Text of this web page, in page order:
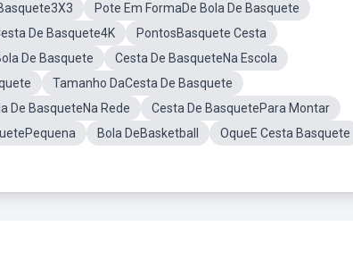
Pote Em FormaDe Bola De Basquete
De Basquete4K
PontosBasquete Cesta
De Basquete
Cesta De BasqueteNa Escola
Tamanho DaCesta De Basquete
De BasqueteNa Rede
Cesta De BasquetePara Montar
Bola DeBasketball
OqueE Cesta Basquete